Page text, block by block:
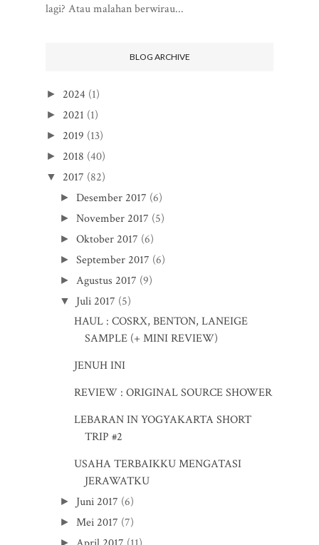
lagi? Atau malahan berwirau...
BLOG ARCHIVE
► 2024 (1)
► 2021 (1)
► 2019 (13)
► 2018 (40)
▼ 2017 (82)
► Desember 2017 (6)
►November 2017 (5)
►Oktober 2017 (6)
►September 2017 (6)
► Agustus 2017 (9)
▼ Juli 2017 (5)
HAUL : COSRX, BENTON, LANEIGE
SAMPLE (+ MINI REVIEW)
JENUH INI
REVIEW : ORIGINAL SOURCE SHOWER
LEBARAN IN YOGYAKARTA SHORT
TRIP #2
USAHA TERBAIKKU MENGATASI
JERAWATKU
► Juni 2017 (6)
► Mei 2017 (7)
►